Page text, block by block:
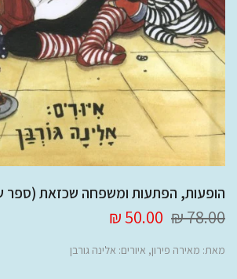
הופעות, הפתעות ומשפחה שכזאת (ספר
78.00 ₪
50.00 ₪
מאת: מאירה פירון, איורים: אלינה גורבן